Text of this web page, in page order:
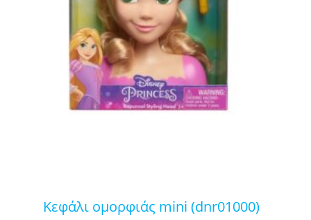
κεφάλι ομορφιάς mini (dnr01000)